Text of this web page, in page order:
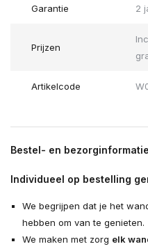
Garantie 2
Prijzen
Artikelcode
Bestel- en bezorginformatie
Individueel op bestelling
We begrijpen dat je het
hebben om van te genieten.
We maken met zorg elk